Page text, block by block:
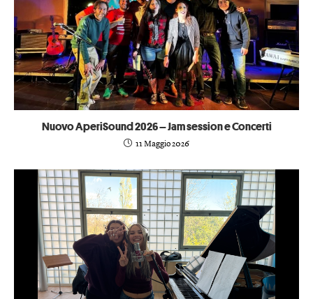
Nuovo AperiSound 2026 – Jam session e Concerti
11 Maggio 2026